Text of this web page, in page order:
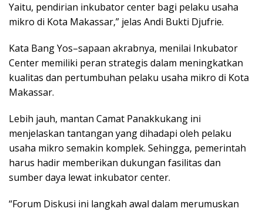
Yaitu, pendirian inkubator center bagi pelaku usaha
mikro di Kota Makassar,” jelas Andi Bukti Djufrie.
Kata Bang Yos–sapaan akrabnya, menilai Inkubator
Center memiliki peran strategis dalam meningkatkan
kualitas dan pertumbuhan pelaku usaha mikro di Kota
Makassar.
Lebih jauh, mantan Camat Panakkukang ini
menjelaskan tantangan yang dihadapi oleh pelaku
usaha mikro semakin komplek. Sehingga, pemerintah
harus hadir memberikan dukungan fasilitas dan
sumber daya lewat inkubator center.
“Forum Diskusi ini langkah awal dalam merumuskan